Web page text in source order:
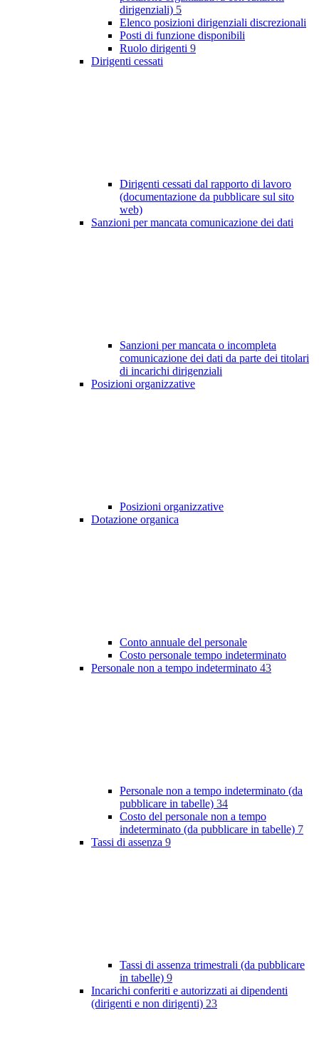
dirigenziali) 5
Elenco posizioni dirigenziali discrezionali
Posti di funzione disponibili
Ruolo dirigenti 9
Dirigenti cessati
Dirigenti cessati dal rapporto di lavoro
(documentazione da pubblicare sul sito
web)
Sanzioni per mancata comunicazione dei dati
Sanzioni per mancata o incompleta
comunicazione dei dati da parte dei titolari
di incarichi dirigenziali
Posizioni organizzative
Posizioni organizzative
Dotazione organica
Conto annuale del personale
Costo personale tempo indeterminato
Personale non a tempo indeterminato 43
Personale non a tempo indeterminato (da
pubblicare in tabelle) 34
Costo del personale non a tempo
indeterminato (da pubblicare in tabelle) 7
Tassi di assenza 9
Tassi di assenza trimestrali (da pubblicare
in tabelle) 9
Incarichi conferiti e autorizzati ai dipendenti
(dirigenti e non dirigenti) 23